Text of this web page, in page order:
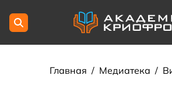
Главная / Медиатека /